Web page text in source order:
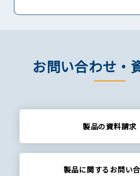
お問い合わせ・
製品の資料請求
製品に関するお問い